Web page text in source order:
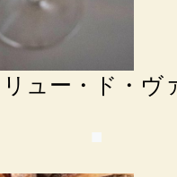
ュー・ド・ヴ
■